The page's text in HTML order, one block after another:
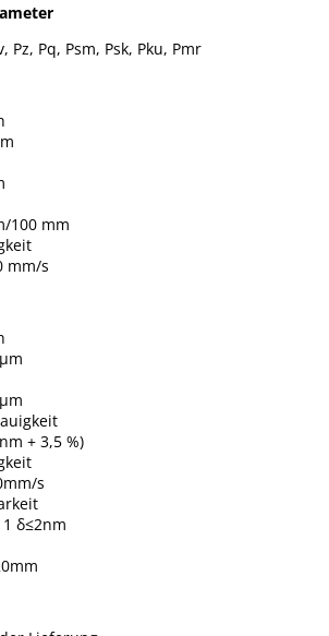
Pz, Pq, Psm, Psk, Pku, Pmr
100 mm
mm/s
+ 3,5 %)
s
δ≤2nm